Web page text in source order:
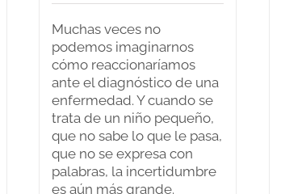
Muchas veces no
podemos imaginarnos
cómo reaccionaríamos
ante el diagnóstico de una
enfermedad. Y cuando se
trata de un niño pequeño,
que no sabe lo que le pasa,
que no se expresa con
palabras, la incertidumbre
es aún más grande.